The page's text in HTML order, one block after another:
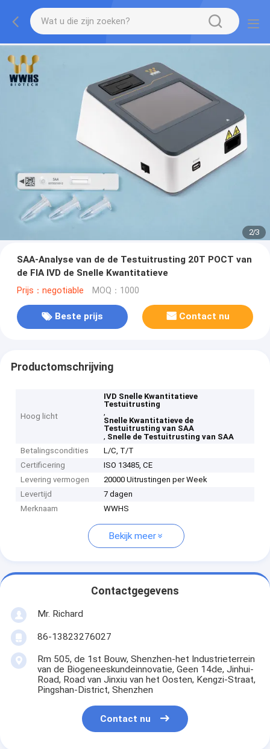
2/3
SAA-Analyse van de de Testuitrusting 20T POCT van
de FIA IVD de Snelle Kwantitatieve
Prijs：negotiable MOQ：1000
Beste prijs Contact nu
Productomschrijving
Hoog licht
IVD Snelle Kwantitatieve
Testuitrusting
,
Snelle Kwantitatieve de
Testuitrusting van SAA
, Snelle de Testuitrusting van SAA
Betalingscondities
L/C, T/T
Certificering
ISO 13485, CE
Levering vermogen
20000 Uitrustingen per Week
Levertijd
7 dagen
Merknaam
WWHS
Bekijk meer
Contactgegevens
Mr. Richard
86-13823276027
Rm 505, de 1st Bouw, Shenzhen-het Industrieterrein
van de Biogeneeskundeinnovatie, Geen 14de, Jinhui-
Road, Road van Jinxiu van het Oosten, Kengzi-Straat,
Pingshan-District, Shenzhen
Contact nu